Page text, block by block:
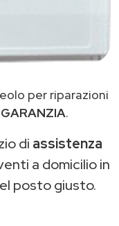
per riparazioni
.
di assistenza
a domicilio in
posto giusto.